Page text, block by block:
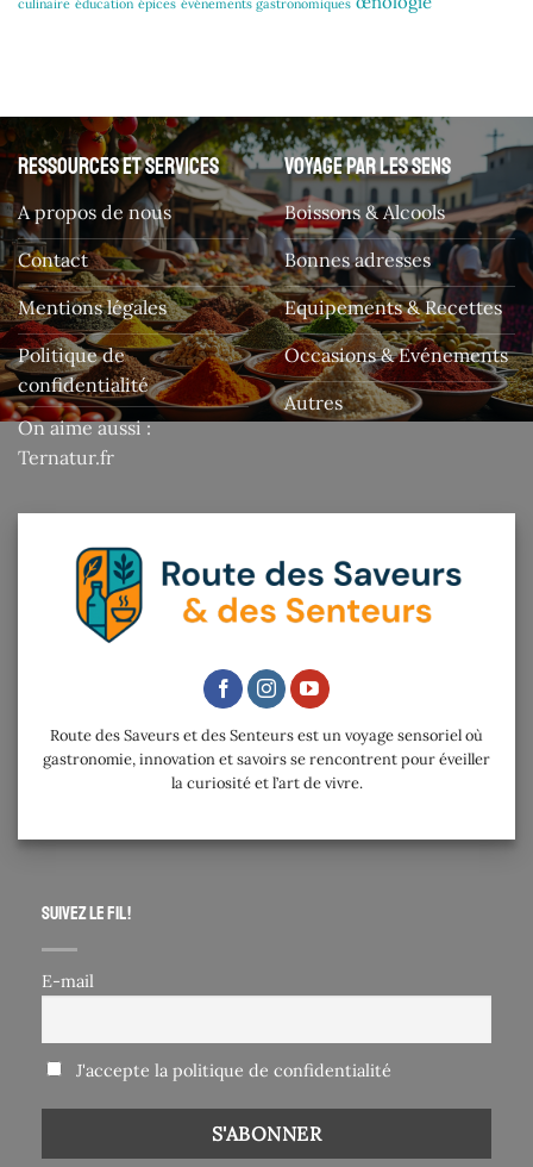
Ressources et services
A propos de nous
Contact
Mentions légales
Politique de
confidentialité
On aime aussi :
Ternatur.fr
Voyage par les sens
Boissons & Alcools
Bonnes adresses
Equipements & Recettes
Occasions & Evénements
Autres
Route des Saveurs et des Senteurs est un voyage sensoriel où
gastronomie, innovation et savoirs se rencontrent pour éveiller
la curiosité et l’art de vivre.
Suivez le fil !
E-mail
J'accepte la politique de confidentialité